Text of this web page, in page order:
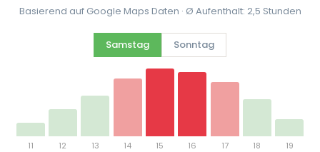
Basierend auf Google Maps Daten · Ø Aufenthalt: 2,5 Stunden
Samstag Sonntag
11 12 13 14 15 16 17 18 19